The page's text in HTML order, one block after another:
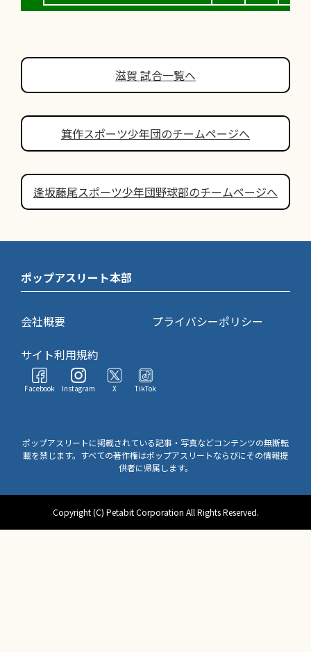
滋賀 試合一覧へ
箕作スポーツ少年団のチームページへ
逢坂藤尾スポーツ少年団野球部のチームページへ
ポップアスリート本部
会社概要
プライバシーポリシー
サイト利用規約
Facebook Instagram X TikTok
ポップアスリートに掲載されている記事・写真などコンテンツの無断転
載を禁じます。すべての著作権はポップアスリートならびにその情報提
供者に帰属します。
Copyright (C) Petabit Corporation All Rights Reserved.